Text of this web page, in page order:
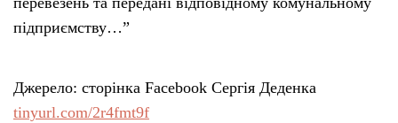
підприємству…”
Джерело: сторінка Facebook Сергія Деденка
tinyurl.com/2r4fmt9f